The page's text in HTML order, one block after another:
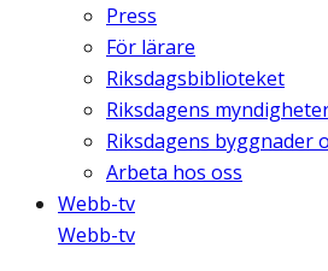
Press
För lärare
Riksdagsbiblioteket
Riksdagens
Riksdagens byggnader
Arbeta hos oss
Webb-tv
Webb-tv